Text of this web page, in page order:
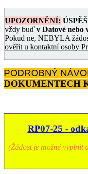
UPOZORNĚNÍ:
vždy buď v Datové nebo
Pokud ne, NEBYLA
ověřit u kontaktní osoby
PODROBNÝ
DOKUMENTECH
RP07-25 -
(Žádost je možné vyplnit